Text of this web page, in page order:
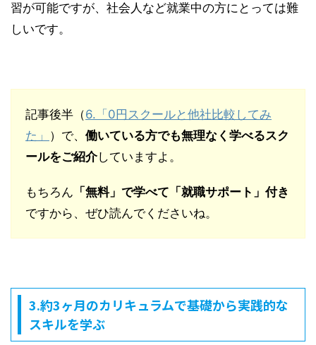
習が可能ですが、社会人など就業中の方にとっては難
しいです。
記事後半（6.「0円スクールと他社比較してみ
た」 ）で、 働いている方でも無理なく学べるスク
ールをご紹介していますよ。
もちろん 「無料」で学べて「就職サポート」付き
ですから、ぜひ読んでくださいね。
3.約3ヶ月のカリキュラムで基礎から実践的な
スキルを学ぶ